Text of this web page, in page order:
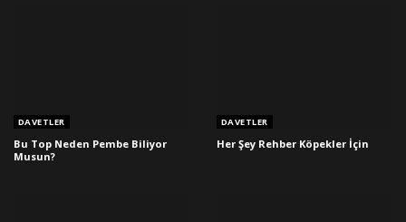
DAVETLER
Bu Top Neden Pembe Biliyor
Musun?
DAVETLER
Her Şey Rehber Köpekler İçin